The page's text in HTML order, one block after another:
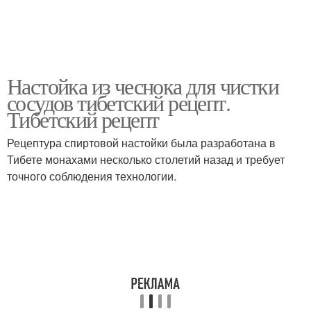
Настойка из чеснока для чистки
сосудов тибетский рецепт.
Тибетский рецепт
Рецептура спиртовой настойки была разработана в
Тибете монахами несколько столетий назад и требует
точного соблюдения технологии.